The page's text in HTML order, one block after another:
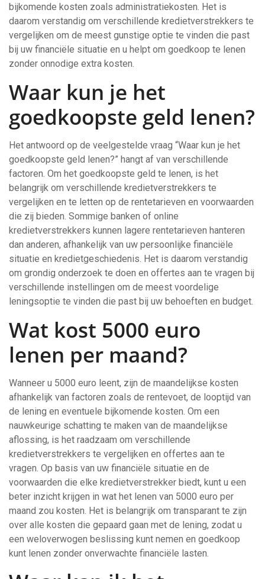
bijkomende kosten zoals administratiekosten. Het is
daarom verstandig om verschillende kredietverstrekkers te
vergelijken om de meest gunstige optie te vinden die past
bij uw financiële situatie en u helpt om goedkoop te lenen
zonder onnodige extra kosten.
Waar kun je het
goedkoopste geld lenen?
Het antwoord op de veelgestelde vraag “Waar kun je het
goedkoopste geld lenen?” hangt af van verschillende
factoren. Om het goedkoopste geld te lenen, is het
belangrijk om verschillende kredietverstrekkers te
vergelijken en te letten op de rentetarieven en voorwaarden
die zij bieden. Sommige banken of online
kredietverstrekkers kunnen lagere rentetarieven hanteren
dan anderen, afhankelijk van uw persoonlijke financiële
situatie en kredietgeschiedenis. Het is daarom verstandig
om grondig onderzoek te doen en offertes aan te vragen bij
verschillende instellingen om de meest voordelige
leningsoptie te vinden die past bij uw behoeften en budget.
Wat kost 5000 euro
lenen per maand?
Wanneer u 5000 euro leent, zijn de maandelijkse kosten
afhankelijk van factoren zoals de rentevoet, de looptijd van
de lening en eventuele bijkomende kosten. Om een
nauwkeurige schatting te maken van de maandelijkse
aflossing, is het raadzaam om verschillende
kredietverstrekkers te vergelijken en offertes aan te
vragen. Op basis van uw financiële situatie en de
voorwaarden die elke kredietverstrekker biedt, kunt u een
beter inzicht krijgen in wat het lenen van 5000 euro per
maand zou kosten. Het is belangrijk om transparant te zijn
over alle kosten die gepaard gaan met de lening, zodat u
een weloverwogen beslissing kunt nemen en goedkoop
kunt lenen zonder onverwachte financiële lasten.